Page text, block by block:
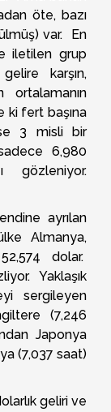
öte, bazı
var. En
iletilen grup
karşın,
ortalamanın
ki fert başına
3 misli bir
6,980
gözleniyor.
ayrılan
Almanya,
dolar.
Yaklaşık
sergileyen
(7,246
Japonya
(7,037 saat)
geliri ve